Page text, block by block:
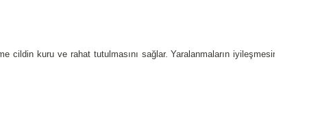
cildin kuru ve rahat tutulmasını sağlar. Yaralanmaların iyileşmesini